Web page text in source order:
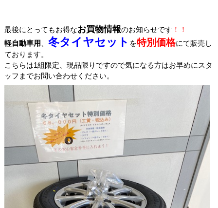
最後にとってもお得なお買物情報のお知らせです ！！
軽自動車用
冬タイヤセット を特別価格にて販売し
ております。
こちらは1組限定、現品限りですので気になる方はお早めにスタ
ッフまでお問い合わせください。